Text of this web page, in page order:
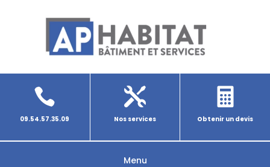

09.54.57.35.09

Nos services

Obtenir un devis
Menu